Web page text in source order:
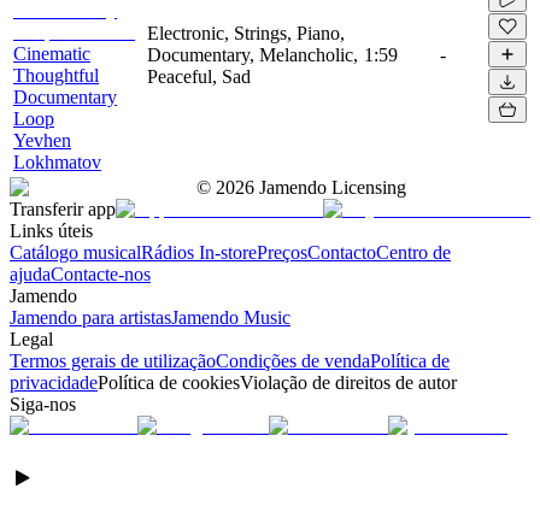
Cinematic
Thoughtful
Documentary
Loop
Yevhen
Lokhmatov
Electronic, Strings, Piano,
Documentary, Melancholic,
Peaceful, Sad
1:59 -
© 2026 Jamendo Licensing
Transferir app
Links úteis
Catálogo musicalRádios In-storePreçosContactoCentro de
ajudaContacte-nos
Jamendo
Jamendo para artistasJamendo Music
Legal
Termos gerais de utilizaçãoCondições de vendaPolítica de
privacidadePolítica de cookiesViolação de direitos de autor
Siga-nos